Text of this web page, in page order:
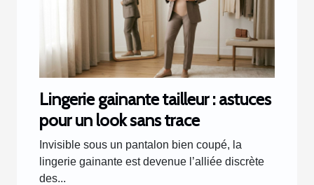
Lingerie gainante tailleur : astuces
pour un look sans trace
Invisible sous un pantalon bien coupé, la
lingerie gainante est devenue l’alliée discrète
des...